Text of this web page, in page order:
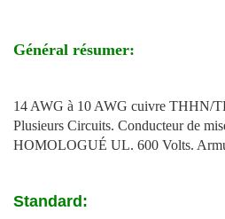
Général résumer:
14 AWG à 10 AWG cuivre THHN/
Plusieurs Circuits. Conducteur de
HOMOLOGUÉ UL. 600 Volts.
Standard: